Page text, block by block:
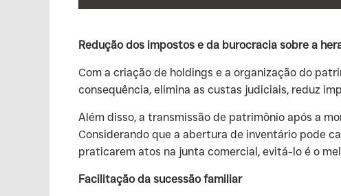
Redução dos impostos e da burocracia sobre a
‍Com a criação de holdings e a organização do
consequência, elimina as custas judiciais, reduz
‍Além disso, a transmissão de patrimônio após a
Considerando que a abertura de inventário pode
praticarem atos na junta comercial, evitá-lo é o
Facilitação da sucessão familiar